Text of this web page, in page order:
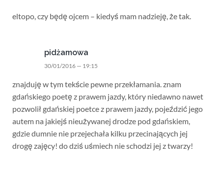
eltopo, czy będę ojcem – kiedyś mam nadzieję, że tak.
pidżamowa
30/01/2016 — 19:15
znajduję w tym tekście pewne przekłamania. znam
gdańskiego poetę z prawem jazdy, który niedawno nawet
pozwolił gdańskiej poetce z prawem jazdy, pojeździć jego
autem na jakiejś nieużywanej drodze pod gdańskiem,
gdzie dumnie nie przejechała kilku przecinających jej
drogę zajęcy! do dziś uśmiech nie schodzi jej z twarzy!